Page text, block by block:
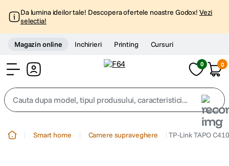
Da lumina ideilor tale! Descopera ofertele noastre Godox! Vezi
selectia!
Magazin online Inchirieri Printing Cursuri
0 0
Cauta dupa model, tipul produsului, caracteristici...
Smart home Camere supraveghere TP-Link TAPO